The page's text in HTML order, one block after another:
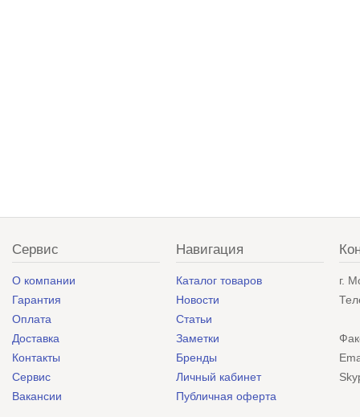
Сервис
О компании
Гарантия
Оплата
Доставка
Контакты
Сервис
Вакансии
Навигация
Каталог товаров
Новости
Статьи
Заметки
Бренды
Личный кабинет
Публичная оферта
г.